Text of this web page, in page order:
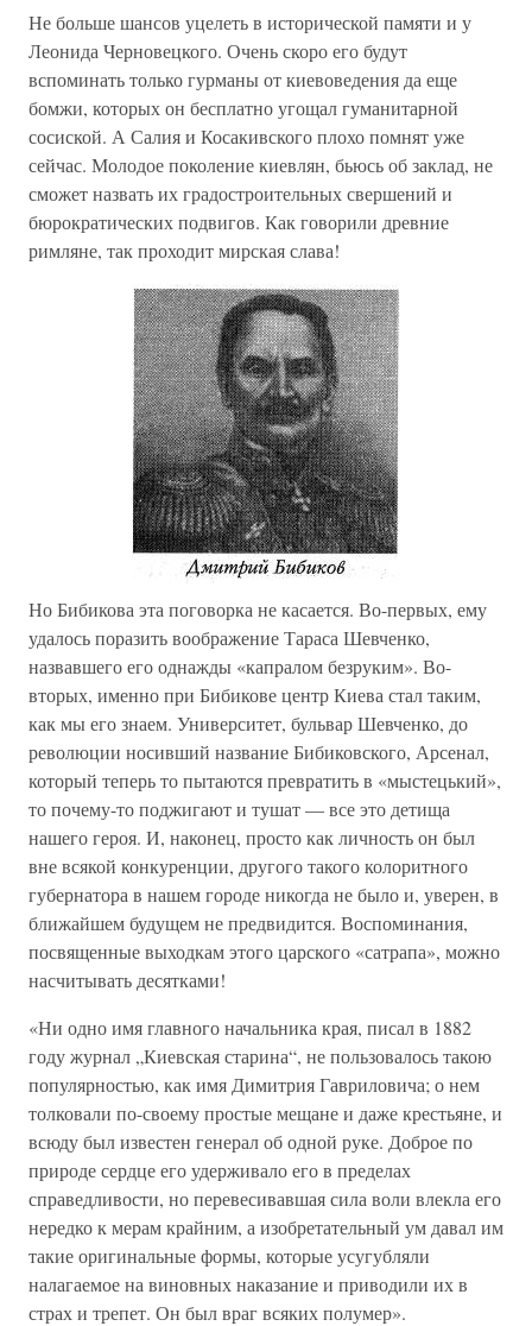
Не больше шансов уцелеть в исторической памяти и у
Леонида Черновецкого. Очень скоро его будут
вспоминать только гурманы от киевоведения да еще
бомжи, которых он бесплатно угощал гуманитарной
сосиской. А Салия и Косакивского плохо помнят уже
сейчас. Молодое поколение киевлян, бьюсь об заклад, не
сможет назвать их градостроительных свершений и
бюрократических подвигов. Как говорили древние
римляне, так проходит мирская слава!
Но Бибикова эта поговорка не касается. Во-первых, ему
удалось поразить воображение Тараса Шевченко,
назвавшего его однажды «капралом безруким». Во-
вторых, именно при Бибикове центр Киева стал таким,
как мы его знаем. Университет, бульвар Шевченко, до
революции носивший название Бибиковского, Арсенал,
который теперь то пытаются превратить в «мыстецький»,
то почему-то поджигают и тушат — все это детища
нашего героя. И, наконец, просто как личность он был
вне всякой конкуренции, другого такого колоритного
губернатора в нашем городе никогда не было и, уверен, в
ближайшем будущем не предвидится. Воспоминания,
посвященные выходкам этого царского «сатрапа», можно
насчитывать десятками!
«Ни одно имя главного начальника края, писал в 1882
году журнал „Киевская старина“, не пользовалось такою
популярностью, как имя Димитрия Гавриловича; о нем
толковали по-своему простые мещане и даже крестьяне, и
всюду был известен генерал об одной руке. Доброе по
природе сердце его удерживало его в пределах
справедливости, но перевесивавшая сила воли влекла его
нередко к мерам крайним, а изобретательный ум давал им
такие оригинальные формы, которые усугубляли
налагаемое на виновных наказание и приводили их в
страх и трепет. Он был враг всяких полумер».